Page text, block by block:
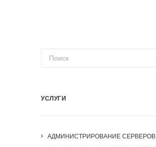
УСЛУГИ
АДМИНИСТРИРОВАНИЕ СЕРВЕРОВ